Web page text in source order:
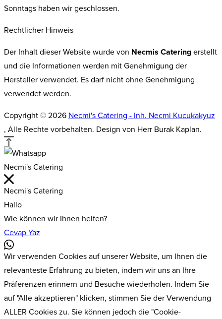
Sonntags haben wir geschlossen.
Rechtlicher Hinweis
Der Inhalt dieser Website wurde von Necmis Catering erstellt
und die Informationen werden mit Genehmigung der
Hersteller verwendet. Es darf nicht ohne Genehmigung
verwendet werden.
Copyright © 2026 Necmi's Catering - Inh. Necmi Kucukakyuz
, Alle Rechte vorbehalten. Design von Herr Burak Kaplan.
Necmi's Catering
Necmi's Catering
Hallo
Wie können wir Ihnen helfen?
Cevap Yaz
Wir verwenden Cookies auf unserer Website, um Ihnen die
relevanteste Erfahrung zu bieten, indem wir uns an Ihre
Präferenzen erinnern und Besuche wiederholen. Indem Sie
auf "Alle akzeptieren" klicken, stimmen Sie der Verwendung
ALLER Cookies zu. Sie können jedoch die "Cookie-